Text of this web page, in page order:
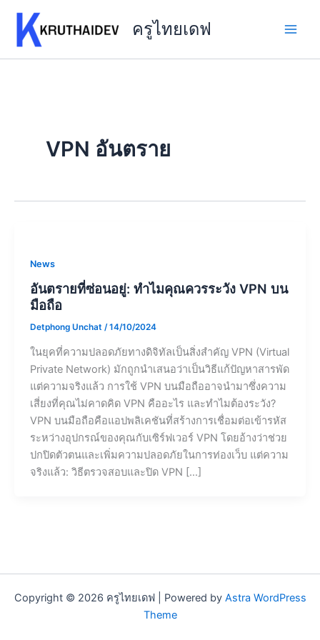
content
ครูไทยเดฟ
VPN อันตราย
News
อันตรายที่ซ่อนอยู่: ทำไมคุณควรระวัง VPN บน
มือถือ
Detphong Unchat /14/10/2024
ในยุคที่ความปลอดภัยทางดิจิทัลเป็นสิ่งสำคัญ VPN (Virtual
Private Network) มักถูกนำเสนอว่าเป็นวิธีแก้ปัญหาสารพัด
แต่ความจริงแล้ว การใช้ VPN บนมือถืออาจนำมาซึ่งความ
เสี่ยงที่คุณไม่คาดคิด VPN คืออะไร และทำไมต้องระวัง?
VPN บนมือถือคือแอปพลิเคชันที่สร้างการเชื่อมต่อเข้ารหัส
ระหว่างอุปกรณ์ของคุณกับเซิร์ฟเวอร์ VPN โดยอ้างว่าช่วย
ปกปิดตัวตนและเพิ่มความปลอดภัยในการท่องเว็บ แต่ความ
จริงแล้ว: วิธีตรวจสอบและปิด VPN […]
Copyright © 2026 ครูไทยเดฟ | Powered by Astra WordPress
Theme